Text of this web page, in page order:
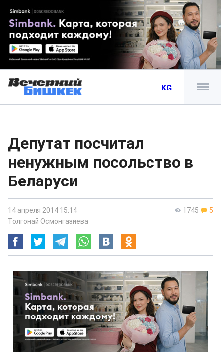
KG
Депутат посчитал
ненужным посольство в
Беларуси
1745 5
14 апреля 2014 15:14
Толгонай Осмонгазиева